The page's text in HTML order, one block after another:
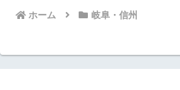
ホーム 岐阜・信州